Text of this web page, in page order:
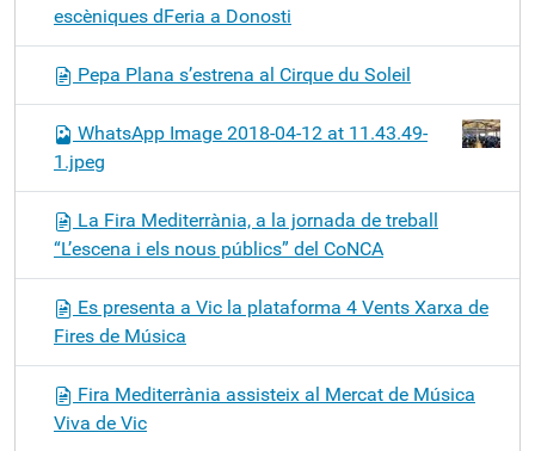
escèniques dFeria a Donosti
Pepa Plana s’estrena al Cirque du Soleil
WhatsApp Image 2018-04-12 at 11.43.49-
1.jpeg
La Fira Mediterrània, a la jornada de treball
“L’escena i els nous públics” del CoNCA
Es presenta a Vic la plataforma 4 Vents Xarxa de
Fires de Música
Fira Mediterrània assisteix al Mercat de Música
Viva de Vic